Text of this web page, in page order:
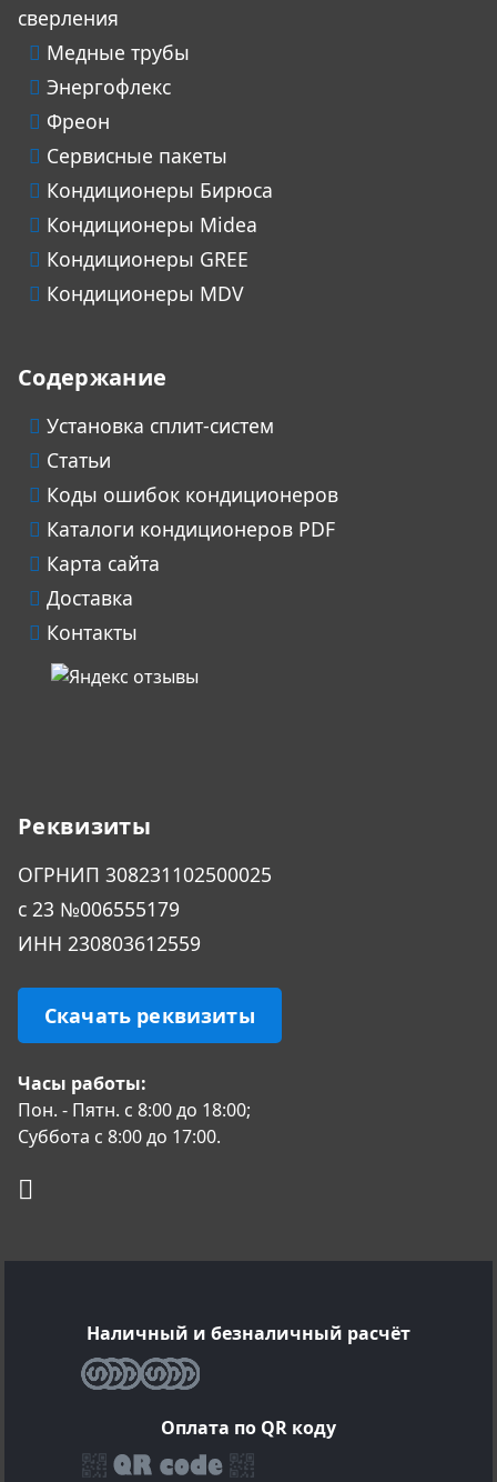
сверления
Медные трубы
Энергофлекс
Фреон
Сервисные пакеты
Кондиционеры Бирюса
Кондиционеры Midea
Кондиционеры GREE
Кондиционеры MDV
Содержание
Установка сплит-систем
Статьи
Коды ошибок кондиционеров
Каталоги кондиционеров PDF
Карта сайта
Доставка
Контакты
Реквизиты
ОГРHИП 308231102500025
с 23 №006555179
ИНН 230803612559
Скачать реквизиты
Часы работы:
Пон. - Пятн. с 8:00 до 18:00;
Суббота с 8:00 до 17:00.
Наличный и безналичный расчёт
Оплата по QR коду